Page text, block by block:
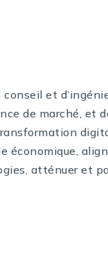
et
de marché, et
économique,
atténuer et